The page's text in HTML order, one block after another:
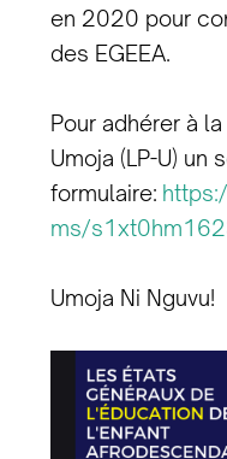
en 2020 pour
des EGEEA.
Pour adhérer à
Umoja (LP-U) un
formulaire:
ms/
Umoja Ni Nguvu!